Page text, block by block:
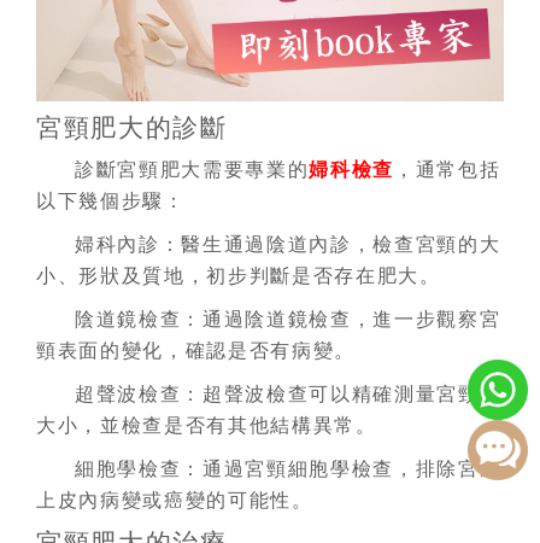
宮頸肥大的診斷
診斷宮頸肥大需要專業的婦科檢查 ，通常包括
以下幾個步驟：
婦科內診：醫生通過陰道內診，檢查宮頸的大
小、形狀及質地，初步判斷是否存在肥大。
陰道鏡檢查：通過陰道鏡檢查，進一步觀察宮
頸表面的變化，確認是否有病變。
超聲波檢查： 超聲波檢查可以精確測量宮頸的
大小，並檢查是否有其他結構異常。
細胞學檢查：通過宮頸細胞學檢查，排除宮頸
上皮內病變或癌變的可能性。